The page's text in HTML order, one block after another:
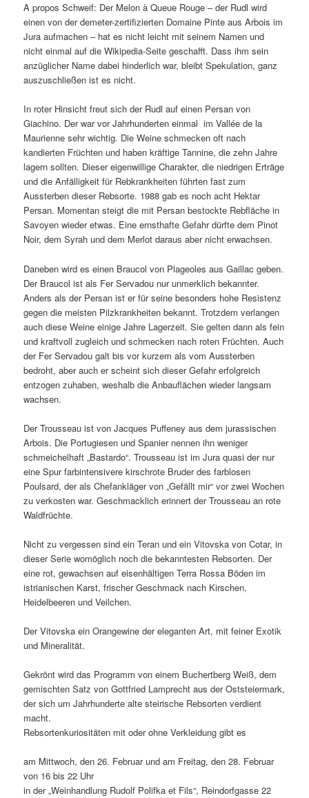
A propos Schweif: Der Melon à Queue Rouge – der Rudl wird
einen von der demeter-zertifizierten Domaine Pinte aus Arbois im
Jura aufmachen – hat es nicht leicht mit seinem Namen und
nicht einmal auf die Wikipedia-Seite geschafft. Dass ihm sein
anzüglicher Name dabei hinderlich war, bleibt Spekulation, ganz
auszuschließen ist es nicht.
In roter Hinsicht freut sich der Rudl auf einen Persan von
Giachino. Der war vor Jahrhunderten einmal im Vallée de la
Maurienne sehr wichtig. Die Weine schmecken oft nach
kandierten Früchten und haben kräftige Tannine, die zehn Jahre
lagern sollten. Dieser eigenwillige Charakter, die niedrigen Erträge
und die Anfälligkeit für Rebkrankheiten führten fast zum
Aussterben dieser Rebsorte. 1988 gab es noch acht Hektar
Persan. Momentan steigt die mit Persan bestockte Rebfläche in
Savoyen wieder etwas. Eine ernsthafte Gefahr dürfte dem Pinot
Noir, dem Syrah und dem Merlot daraus aber nicht erwachsen.
Daneben wird es einen Braucol von Plageoles aus Gaillac geben.
Der Braucol ist als Fer Servadou nur unmerklich bekannter.
Anders als der Persan ist er für seine besonders hohe Resistenz
gegen die meisten Pilzkrankheiten bekannt. Trotzdem verlangen
auch diese Weine einige Jahre Lagerzeit. Sie gelten dann als fein
und kraftvoll zugleich und schmecken nach roten Früchten. Auch
der Fer Servadou galt bis vor kurzem als vom Aussterben
bedroht, aber auch er scheint sich dieser Gefahr erfolgreich
entzogen zuhaben, weshalb die Anbauflächen wieder langsam
wachsen.
Der Trousseau ist von Jacques Puffeney aus dem jurassischen
Arbois. Die Portugiesen und Spanier nennen ihn weniger
schmeichelhaft „Bastardo“. Trousseau ist im Jura quasi der nur
eine Spur farbintensivere kirschrote Bruder des farblosen
Poulsard, der als Chefankläger von „Gefällt mir“ vor zwei Wochen
zu verkosten war. Geschmacklich erinnert der Trousseau an rote
Waldfrüchte.
Nicht zu vergessen sind ein Teran und ein Vitovska von Cotar, in
dieser Serie womöglich noch die bekanntesten Rebsorten. Der
eine rot, gewachsen auf eisenhältigen Terra Rossa Böden im
istrianischen Karst, frischer Geschmack nach Kirschen,
Heidelbeeren und Veilchen.
Der Vitovska ein Orangewine der eleganten Art, mit feiner Exotik
und Mineralität.
Gekrönt wird das Programm von einem Buchertberg Weiß, dem
gemischten Satz von Gottfried Lamprecht aus der Oststeiermark,
der sich um Jahrhunderte alte steirische Rebsorten verdient
macht.
Rebsortenkuriositäten mit oder ohne Verkleidung gibt es
am Mittwoch, den 26. Februar und am Freitag, den 28. Februar
von 16 bis 22 Uhr
in der „Weinhandlung Rudolf Polifka et Fils“, Reindorfgasse 22